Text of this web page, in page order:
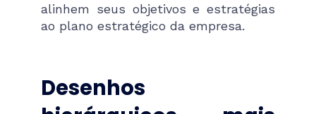
alinhem seus objetivos e estratégias
ao plano estratégico da empresa.
Desenhos